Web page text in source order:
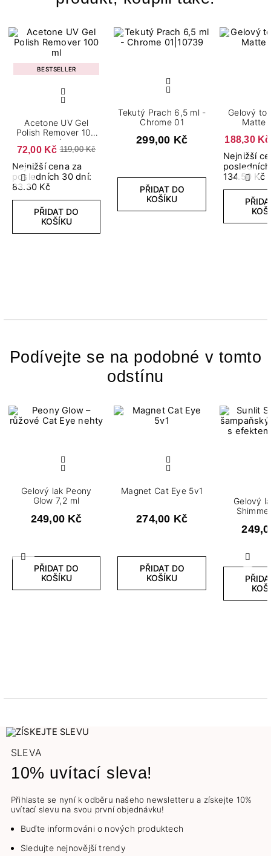
Předchozí Další
BESTSELLER
Acetone UV Gel
Polish Remover 100
ml
72,00 Kč 119,00 Kč
Nejnižší cena za
posledních 30 dní:
83.30 Kč
PŘIDAT DO
KOŠÍKU
Tekutý Prach 6,5 ml -
Chrome 01
299,00 Kč
PŘIDAT DO
KOŠÍKU
Gelový
Matte
188,30 Kč
Nejnižší
134.50 Kč
Podívejte se na podobné v tomto
odstínu
Předchozí Další
Gelový lak Peony
Glow 7,2 ml
249,00 Kč
PŘIDAT DO
KOŠÍKU
Magnet Cat Eye 5v1
274,00 Kč
PŘIDAT DO
KOŠÍKU
Gelový lak
SLEVA
10% uvítací sleva!
Přihlaste se nyní k odběru našeho newsletteru a získejte 10%
uvítací slevu na svou první objednávku!
Buďte informováni o nových produktech
Sledujte nejnovější trendy